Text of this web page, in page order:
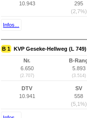
10.943
295
(2,7%)
Infos...
B 1 KVP Geseke-Hellweg (L
Nr.
6.650
(2.707)
B-
5.893
(3.514)
DTV
10.941
SV
558
(5,1%)